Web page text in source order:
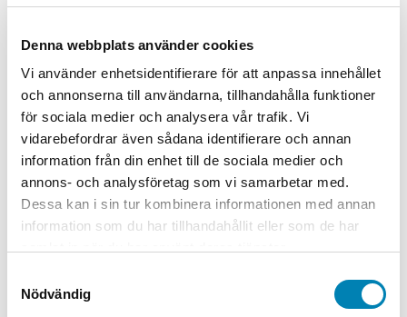
Denna webbplats använder cookies
Vi använder enhetsidentifierare för att anpassa innehållet
och annonserna till användarna, tillhandahålla funktioner
för sociala medier och analysera vår trafik. Vi
vidarebefordrar även sådana identifierare och annan
information från din enhet till de sociala medier och
annons- och analysföretag som vi samarbetar med.
Dessa kan i sin tur kombinera informationen med annan
information som du har tillhandahållit eller som de har
Nödvändig
Blad
195,00kr 156,00kr ink. moms ex. moms
Lägg till i
varukorg
Blanketter
Byggdagbok 30-Dagars A4
279,00 kr 223,20kr ink. momsex. moms
Lägg till i
varukorg
Notiskub Post-it Fresh Pink